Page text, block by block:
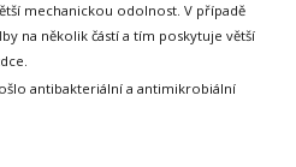
mechanickou odolnost. V případě
na několik částí a tím poskytuje větší
antibakteriální a antimikrobiální